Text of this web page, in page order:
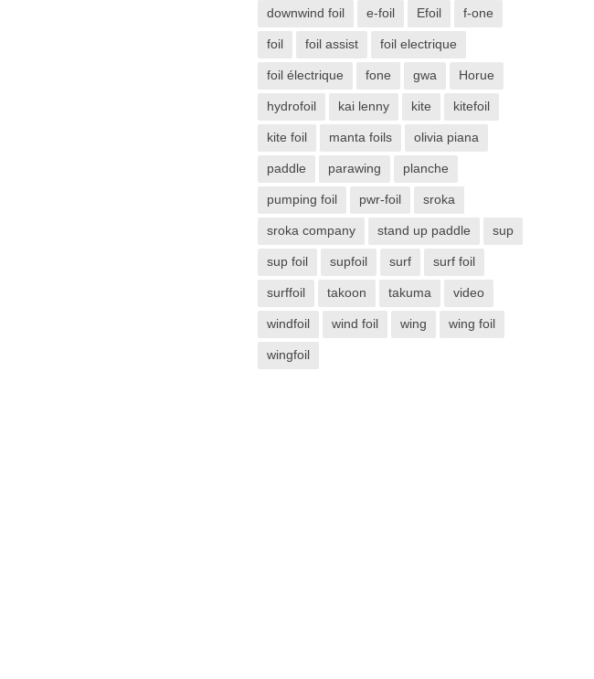
downwind foil e-foil Efoil f-one
foil foil assist foil electrique
foil électrique fone gwa Horue
hydrofoil kai lenny kite kitefoil
kite foil manta foils olivia piana
paddle parawing planche
pumping foil pwr-foil sroka
sroka company stand up paddle sup
sup foil supfoil surf surf foil
surffoil takoon takuma video
windfoil wind foil wing wing foil
wingfoil